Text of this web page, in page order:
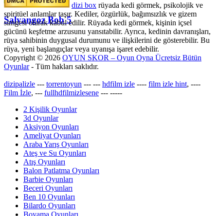
Salyangoz Bob 5
dizi box rüyada kedi görmek​, psikolojik ve
spiritüel anlamlar taşır. Kediler, özgürlük, bağımsızlık ve gizem
simgesi olarak kabul edilir. Rüyada kedi görmek, kişinin içsel
gücünü keşfetme arzusunu yansıtabilir. Ayrıca, kedinin davranışları,
rüya sahibinin duygusal durumunu ve ilişkilerini de gösterebilir. Bu
rüya, yeni başlangıçlar veya uyanışa işaret edebilir.
Copyright © 2026 OYUN SKOR – Oyun Oyna Ücretsiz Bütün
Oyunlar- Tüm hakları saklıdır.
dizipalizle --- torrentoyun --- --- hdfilm izle ---- film izle hint, ----
Film İzle, --- fullhdfilmizlesene --- -----
2 Kişilik Oyunlar
3d Oyunlar
Aksiyon Oyunları
Ameliyat Oyunları
Araba Yarış Oyunları
Ateş ve Su Oyunları
Atış Oyunları
Balon Patlatma Oyunları
Barbie Oyunları
Beceri Oyunları
Ben 10 Oyunları
Bilardo Oyunları
Boyama Oyunları